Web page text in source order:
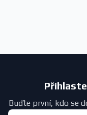
Buďte první, kdo se